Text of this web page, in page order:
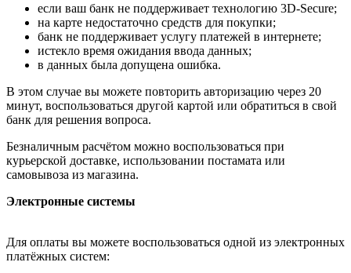
если ваш банк не поддерживает технологию 3D-Secure;
на карте недостаточно средств для покупки;
банк не поддерживает услугу платежей в интернете;
истекло время ожидания ввода данных;
в данных была допущена ошибка.
В этом случае вы можете повторить авторизацию через 20
минут, воспользоваться другой картой или обратиться в свой
банк для решения вопроса.
Безналичным расчётом можно воспользоваться при
курьерской доставке, использовании постамата или
самовывоза из магазина.
Электронные системы
Для оплаты вы можете воспользоваться одной из электронных
платёжных систем: